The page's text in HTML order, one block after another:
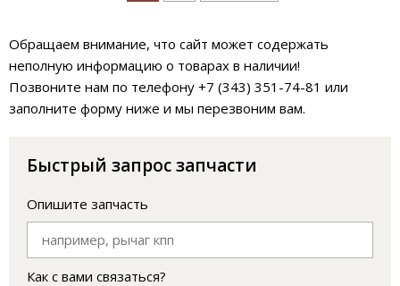
Обращаем внимание, что сайт может содержать
неполную информацию о товарах в наличии!
Позвоните нам по телефону +7 (343) 351-74-81 или
заполните форму ниже и мы перезвоним вам.
Быстрый запрос запчасти
Опишите запчасть
Как с вами связаться?